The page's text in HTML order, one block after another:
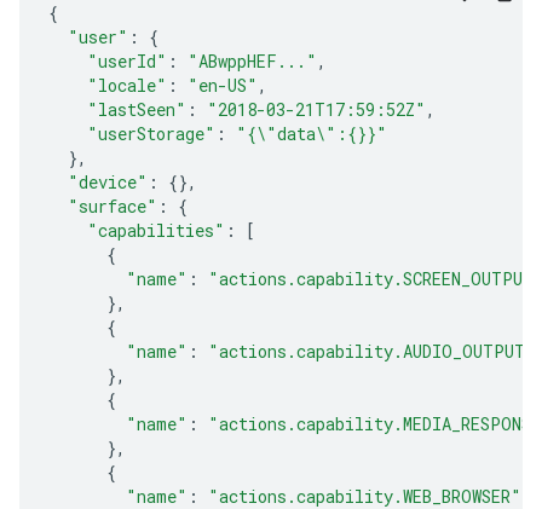
{
"user" :
{
"userId" : "ABwppHEF..." ,
"locale" : "en-US" ,
"lastSeen" : "2018-03-21T17:59:52Z" ,
"userStorage" :
"{\"data\":{}}"
},
"device" :
{},
"surface" :
{
"capabilities" :
[
{
"name" :
},
{
"name" :
"actions.capability.AUDIO_OUTPUT"
},
{
"name" :
},
{
"name" :
"actions.capability.WEB_BROWSER"